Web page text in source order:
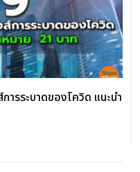
ารระบาดของโควิด แนะนำ